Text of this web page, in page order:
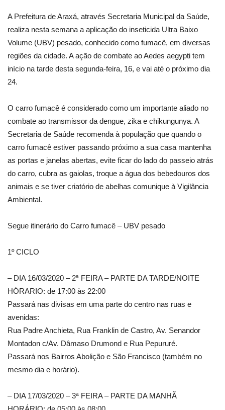
A Prefeitura de Araxá, através Secretaria Municipal da Saúde,
realiza nesta semana a aplicação do inseticida Ultra Baixo
Volume (UBV) pesado, conhecido como fumacê, em diversas
regiões da cidade. A ação de combate ao Aedes aegypti tem
início na tarde desta segunda-feira, 16, e vai até o próximo dia
24.
O carro fumacê é considerado como um importante aliado no
combate ao transmissor da dengue, zika e chikungunya. A
Secretaria de Saúde recomenda à população que quando o
carro fumacê estiver passando próximo a sua casa mantenha
as portas e janelas abertas, evite ficar do lado do passeio atrás
do carro, cubra as gaiolas, troque a água dos bebedouros dos
animais e se tiver criatório de abelhas comunique à Vigilância
Ambiental.
Segue itinerário do Carro fumacê – UBV pesado
1º CICLO
– DIA 16/03/2020 – 2ª FEIRA – PARTE DA TARDE/NOITE
HÓRARIO: de 17:00 às 22:00
Passará nas divisas em uma parte do centro nas ruas e
avenidas:
Rua Padre Anchieta, Rua Franklin de Castro, Av. Senandor
Montadon c/Av. Dâmaso Drumond e Rua Pepururé.
Passará nos Bairros Abolição e São Francisco (também no
mesmo dia e horário).
– DIA 17/03/2020 – 3ª FEIRA – PARTE DA MANHÃ